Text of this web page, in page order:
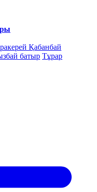
Қабанбай
батыр Тұрар